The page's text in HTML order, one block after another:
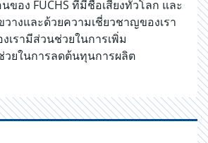
ของ FUCHS ที่มีชื่อเสียงทั่วโลก และ
วางและด้วยความเชี่ยวชาญของเรา
รามีส่วนช่วยในการเพิ่ม
ยในการลดต้นทุนการผลิต